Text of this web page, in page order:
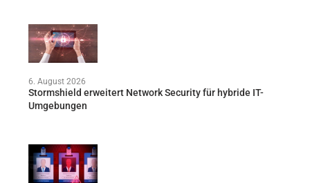
6. August 2026
Stormshield erweitert Network Security für hybride IT-
Umgebungen